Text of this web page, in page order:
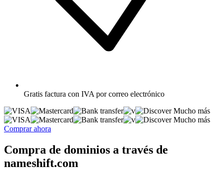
Gratis factura con IVA por correo electrónico
Mucho más
Mucho más
Comprar ahora
Compra de dominios a través de
nameshift.com